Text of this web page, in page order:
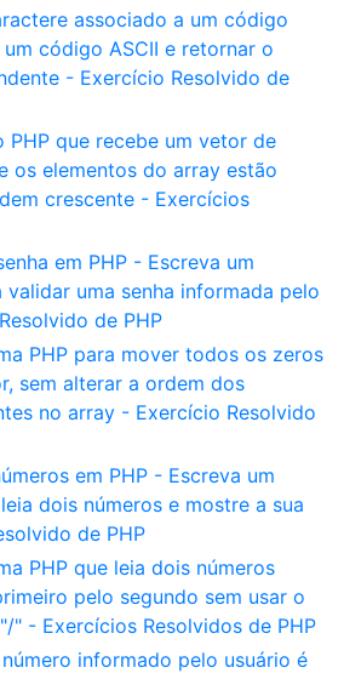
associado a um código
um código ASCII e retornar o
- Exercício Resolvido de
PHP que recebe um vetor de
os elementos do array estão
crescente - Exercícios
em PHP - Escreva um
validar uma senha informada pelo
de PHP
PHP para mover todos os zeros
sem alterar a ordem dos
no array - Exercício Resolvido
em PHP - Escreva um
dois números e mostre a sua
de PHP
PHP que leia dois números
pelo segundo sem usar o
" - Exercícios Resolvidos de PHP
informado pelo usuário é